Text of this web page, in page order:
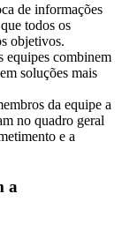
de informações
todos os
objetivos.
equipes combinem
soluções mais
da equipe a
no quadro geral
e a
a